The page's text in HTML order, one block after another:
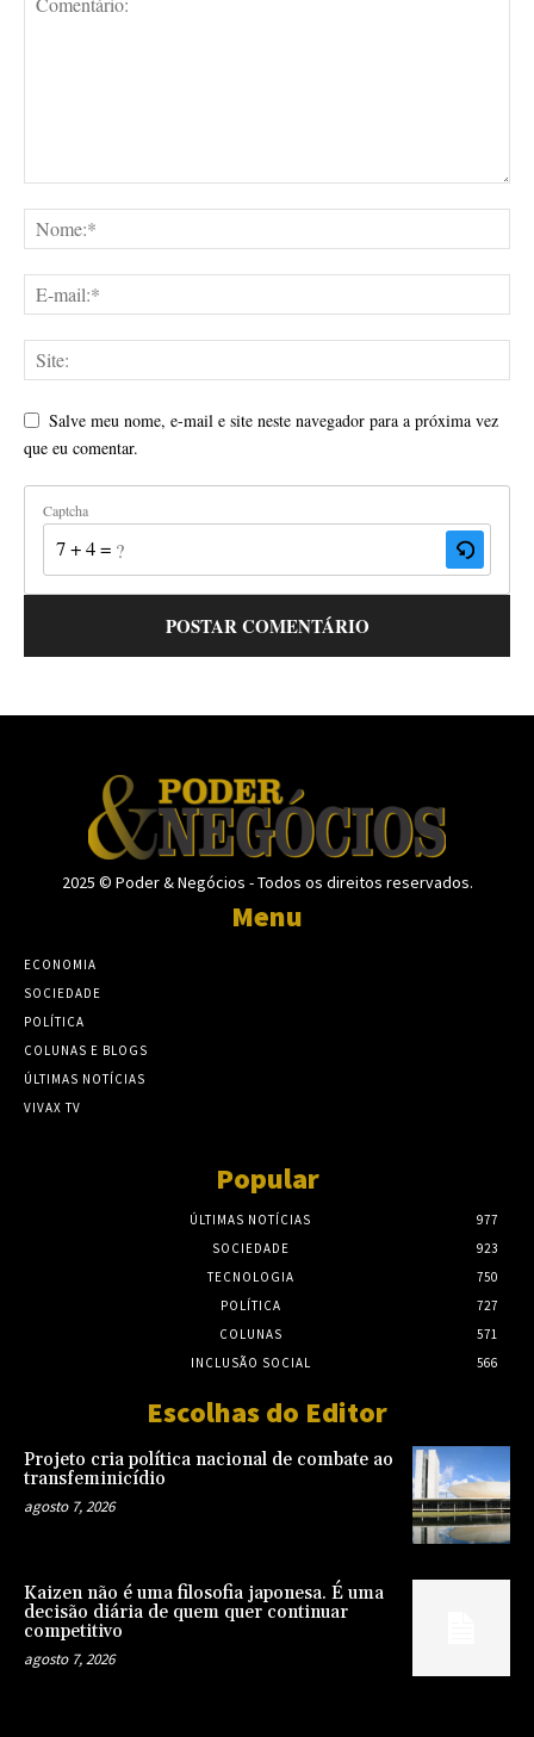
Salve meu nome, e-mail e site neste navegador para a próxima vez
que eu comentar.
Captcha
7 + 4 = ?
2025 © Poder & Negócios - Todos os direitos reservados.
Menu
ECONOMIA
SOCIEDADE
POLÍTICA
COLUNAS E BLOGS
ÚLTIMAS NOTÍCIAS
VIVAX TV
Popular
ÚLTIMAS NOTÍCIAS
977
SOCIEDADE
923
TECNOLOGIA
750
POLÍTICA
727
COLUNAS
571
INCLUSÃO SOCIAL
566
Escolhas do Editor
Projeto cria política nacional de combate ao
transfeminicídio
agosto 7, 2026
Kaizen não é uma filosofia japonesa. É uma
decisão diária de quem quer continuar
competitivo
agosto 7, 2026